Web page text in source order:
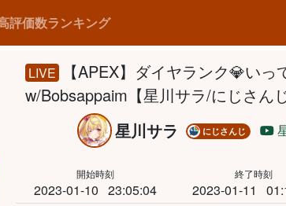
評価数ランキング
LIVE
【APEX】ダイヤランク💎いっ
w/Bobsappaim【星川サラ/にじさんじ
星川サラ
にじさんじ
開始時刻
2023-01-10 23:05:04
終了時刻
2023-01-11